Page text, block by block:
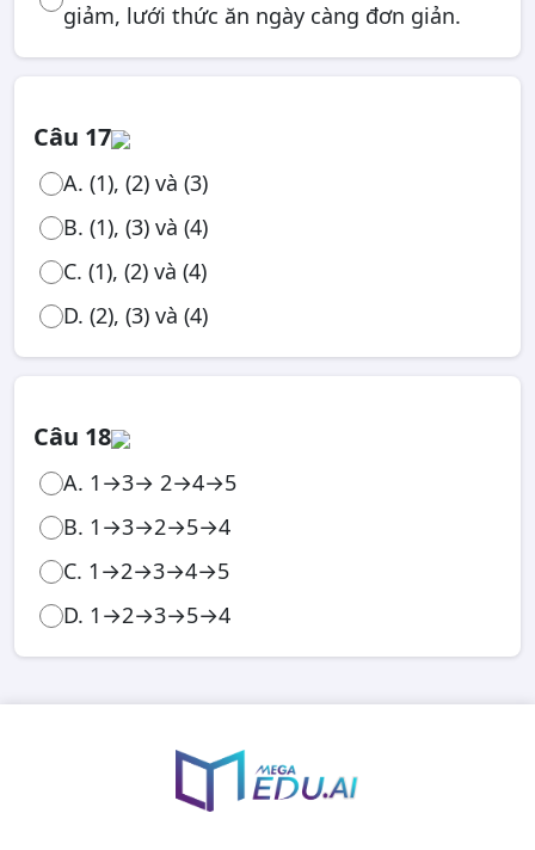
giảm, lưới thức ăn ngày càng đơn giản.
Câu 17
A. (1), (2) và (3)
B. (1), (3) và (4)
C. (1), (2) và (4)
D. (2), (3) và (4)
Câu 18
A. 1→3→ 2→4→5
B. 1→3→2→5→4
C. 1→2→3→4→5
D. 1→2→3→5→4